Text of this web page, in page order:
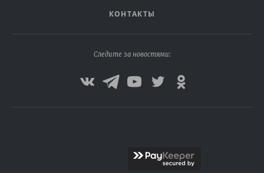
КОНТАКТЫ
Следите за новостями: